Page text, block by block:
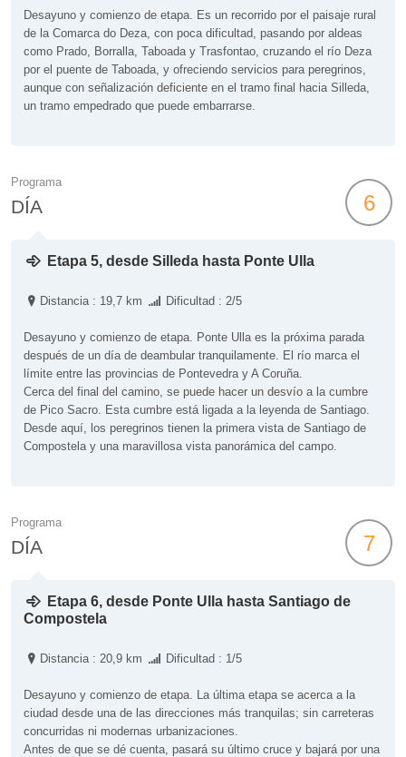
Desayuno y comienzo de etapa. Es un recorrido por el paisaje rural
de la Comarca do Deza, con poca dificultad, pasando por aldeas
como Prado, Borralla, Taboada y Trasfontao, cruzando el río Deza
por el puente de Taboada, y ofreciendo servicios para peregrinos,
aunque con señalización deficiente en el tramo final hacia Silleda,
un tramo empedrado que puede embarrarse.
Programa
DÍA 6
Etapa 5, desde Silleda hasta Ponte Ulla
Distancia : 19,7 km Dificultad : 2/5
Desayuno y comienzo de etapa. Ponte Ulla es la próxima parada
después de un día de deambular tranquilamente. El río marca el
límite entre las provincias de Pontevedra y A Coruña.
Cerca del final del camino, se puede hacer un desvío a la cumbre
de Pico Sacro. Esta cumbre está ligada a la leyenda de Santiago.
Desde aquí, los peregrinos tienen la primera vista de Santiago de
Compostela y una maravillosa vista panorámica del campo.
Programa
DÍA 7
Etapa 6, desde Ponte Ulla hasta Santiago de
Compostela
Distancia : 20,9 km Dificultad : 1/5
Desayuno y comienzo de etapa. La última etapa se acerca a la
ciudad desde una de las direcciones más tranquilas; sin carreteras
concurridas ni modernas urbanizaciones.
Antes de que se dé cuenta, pasará su último cruce y bajará por una